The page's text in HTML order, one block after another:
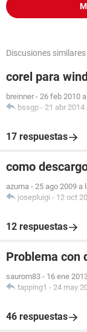
Discusiones similares
corel para
breinner - 26 feb 2010
bssgp - 21 abr 2014
17 respuestas
como
azuma - 25 ago 2009 a
josepluigi - 12 oct
12 respuestas
Problema con
saurom83 - 16 ene
tapping1 - 24 may
46 respuestas